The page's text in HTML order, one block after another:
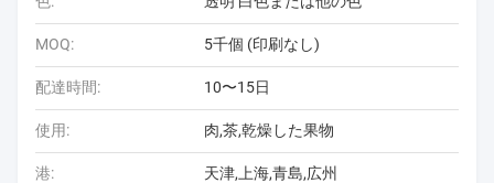
MOQ: 5千個 (印刷なし)
配達時間: 10〜15日
使用: 肉,茶,乾燥した果物
港: 天津,上海,青島,広州